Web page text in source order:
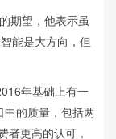
期望，他表示虽
能是大方向，但
年基础上有一
中的质量，包括两
者更高的认可，